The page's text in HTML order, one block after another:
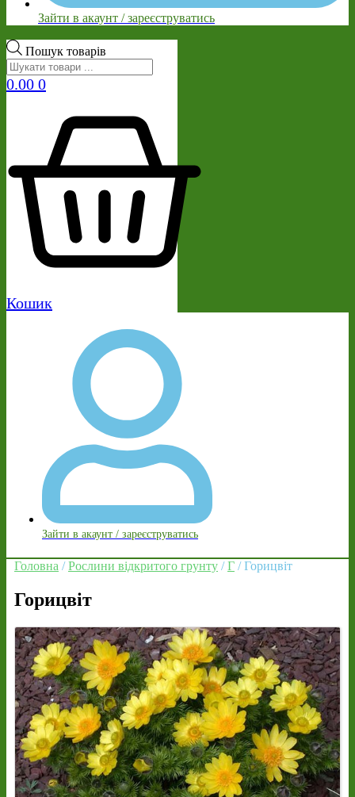
Зайти в акаунт / зареєструватись
Пошук товарів
0.00 0
Кошик
Зайти в акаунт / зареєструватись
Головна /Рослини відкритого грунту /Г / Горицвіт
Горицвіт